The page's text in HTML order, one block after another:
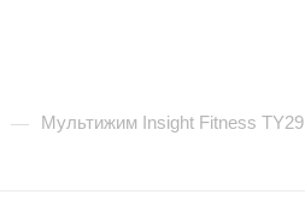
— Мультижим Insight Fitness TY29